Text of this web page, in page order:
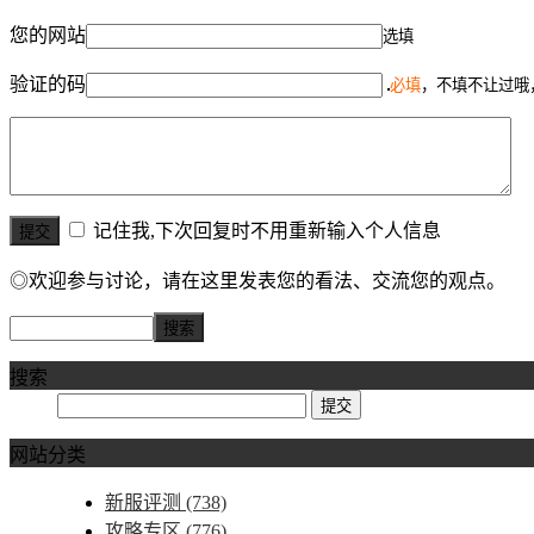
您的网站 选填
验证的码 必填，不填不让过
记住我,下次回复时不用重新输入个人信息
◎欢迎参与讨论，请在这里发表您的看法、交流您的观点。
搜索
网站分类
新服评测 (738)